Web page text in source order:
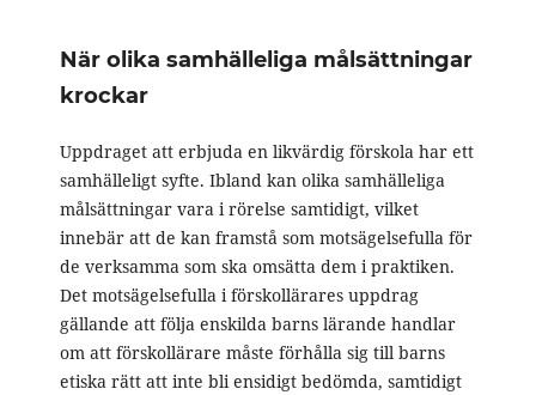
När olika samhälleliga målsättningar
krockar
Uppdraget att erbjuda en likvärdig förskola har ett
samhälleligt syfte. Ibland kan olika samhälleliga
målsättningar vara i rörelse samtidigt, vilket
innebär att de kan framstå som motsägelsefulla för
de verksamma som ska omsätta dem i praktiken.
Det motsägelsefulla i förskollärares uppdrag
gällande att följa enskilda barns lärande handlar
om att förskollärare måste förhålla sig till barns
etiska rätt att inte bli ensidigt bedömda, samtidigt